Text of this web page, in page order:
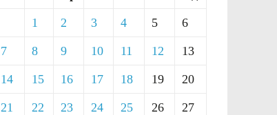
1 2 3 4 5 6
7 8 9 10 11 12 13
14 15 16 17 18 19 20
21 22 23 24 25 26 27